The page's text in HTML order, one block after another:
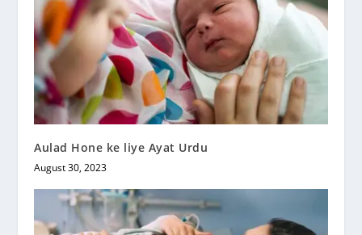
Aulad Hone ke liye Ayat Urdu
August 30, 2023